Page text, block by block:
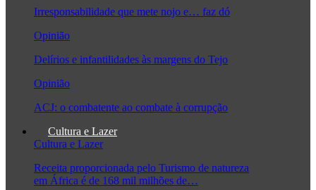
Irresponsabilidade que mete nojo e… faz dó
Opinião
Delírios e infantilidades às margens do Tejo
Opinião
ACJ: o combatente ao combate à corrupção
Cultura e Lazer
Cultura e Lazer
Receita proporcionada pelo Turismo de natureza
em África é de 168 mil milhões de…